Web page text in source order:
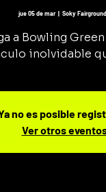
jue 05 de mar
  |
Soky
a Bowling
inolvidable
no es posible
Ver otros